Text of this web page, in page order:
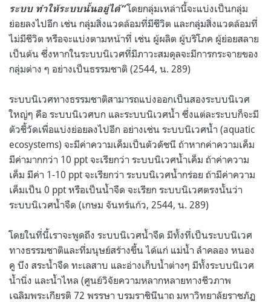
ระบบ ทําให้ระบบนั้นอยู่ได้”โดยกลุ่มเหล่านี้จะแบ่งเป็นกลุ่ม
ย่อยลงไปอีก เช่น กลุ่มสิ่งแวดล้อมที่มีชีวิต และกลุ่มสิ่งแวดล้อมที่
ไม่มีชีวิต หรือจะแบ่งตามหน้าที่ เช่น ผู้ผลิต ผู้บริโภค ผู้ย่อยสลาย
เป็นต้น ซึ่งหากในระบบนิเวศที่มีภาวะสมดุลจะมีการกระจายของ
กลุ่มต่าง ๆ อย่างเป็นธรรมชาติ (2544, น. 289)
ระบบนิเวศทางธรรมชาติสามารถแบ่งออกเป็นสองระบบนิเวศ
ใหญ่ๆ คือ ระบบนิเวศบก และระบบนิเวศน้ำ ซึ่งแต่ละระบบก็จะมี
ตัวชี้วัดเพื่อแบ่งย่อยลงไปอีก อย่างเช่น ระบบนิเวศน้ำ (aquatic
ecosystems) จะมีค่าความเค็มเป็นตัวดัชนี ถ้าหากค่าความเค็ม
มีค่ามากกว่า 10 ppt จะเรียกว่า ระบบนิเวศน้ำเค็ม ถ้าค่าความ
เค็ม มีค่า 1-10 ppt จะเรียกว่า ระบบนิเวศน้ำกร่อย ถ้ามีค่าความ
เค็มเป็น 0 ppt หรือเป็นน้ำจืด จะเรียก ระบบนิเวศตรงนั้นว่า
ระบบนิเวศน้ำจืด (เกษม จันทร์แก้ว, 2544, น. 289)
โดยในที่นี้เราจะพูดถึง ระบบนิเวศน้ำจืด มีทั้งที่เป็นระบบนิเวศ
ทางธรรมชาติและที่มนุษย์สร้างขึ้น ได้แก่ แม่น้ำ ลำคลอง หนอง
คู บึง สระน้ำจืด ทะเลสาบ และอ่างเก็บน้ำต่างๆ มีทั้งระบบนิเวศ
น้ำนิ่ง และน้ำไหล (ศูนย์วิจัยความหลากหลายทางชีวภาพ
เฉลิมพระเกียรติ 72 พรรษา บรมราชินีนาถ มหาวิทยาลัยราชภัฏ